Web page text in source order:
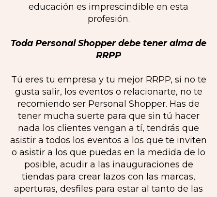
educación es imprescindible en esta
profesión.
Toda Personal Shopper debe tener alma de
RRPP
Tú eres tu empresa y tu mejor RRPP, si no te
gusta salir, los eventos o relacionarte, no te
recomiendo ser Personal Shopper. Has de
tener mucha suerte para que sin tú hacer
nada los clientes vengan a tí, tendrás que
asistir a todos los eventos a los que te inviten
o asistir a los que puedas en la medida de lo
posible, acudir a las inauguraciones de
tiendas para crear lazos con las marcas,
aperturas, desfiles para estar al tanto de las